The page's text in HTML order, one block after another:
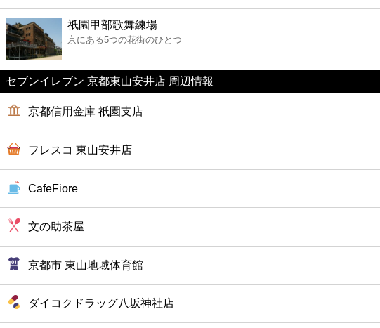
ファーストフード
カフェ
ショッピング
ホテル
祇園甲部歌舞練場
京にある5つの花街のひとつ
セブンイレブン 京都東山安井店 周辺情報
京都信用金庫 祇園支店
フレスコ 東山安井店
CafeFiore
文の助茶屋
京都市 東山地域体育館
ダイコクドラッグ八坂神社店